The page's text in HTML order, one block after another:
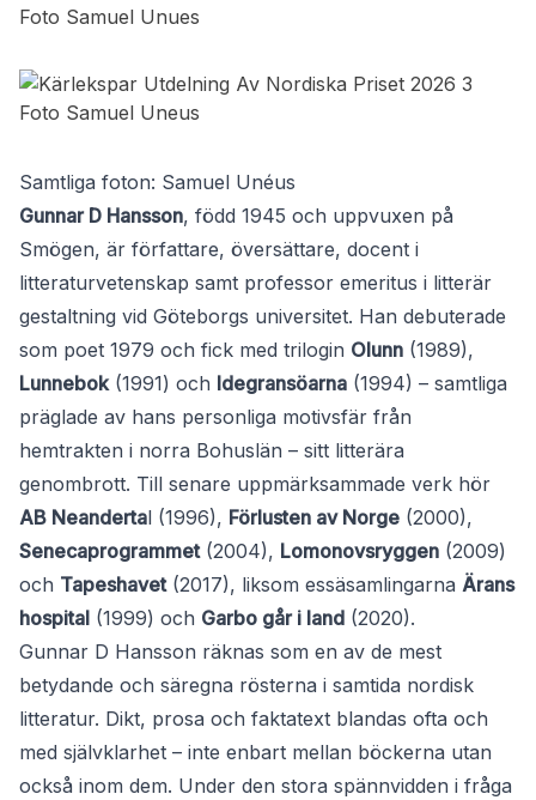
Samtliga foton: Samuel Unéus
Gunnar D Hansson, född 1945 och uppvuxen på
Smögen, är författare, översättare, docent i
litteraturvetenskap samt professor emeritus i litterär
gestaltning vid Göteborgs universitet. Han debuterade
som poet 1979 och fick med trilogin Olunn (1989),
Lunnebok(1991) och Idegransöarna (1994) – samtliga
präglade av hans personliga motivsfär från
hemtrakten i norra Bohuslän – sitt litterära
genombrott. Till senare uppmärksammade verk hör
AB Neandertal (1996), Förlusten av Norge (2000),
Senecaprogrammet(2004), Lomonovsryggen (2009)
och Tapeshavet(2017), liksom essäsamlingarna Ärans
hospital (1999) och Garbo går i land (2020).
Gunnar D Hansson räknas som en av de mest
betydande och säregna rösterna i samtida nordisk
litteratur. Dikt, prosa och faktatext blandas ofta och
med självklarhet – inte enbart mellan böckerna utan
också inom dem. Under den stora spännvidden i fråga